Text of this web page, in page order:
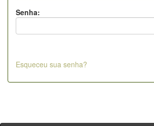
Senha:
Esqueceu sua senha?